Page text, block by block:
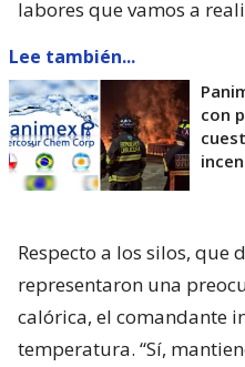
labores que vamos a
Lee también...
con
Respecto a los silos, que
representaron una
calórica, el comandante
temperatura. “Sí,